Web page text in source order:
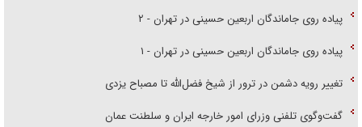
پیاده روی جاماندگان اربعین حسینی در تهران - ۲
پیاده روی جاماندگان اربعین حسینی در تهران - ۱
تغییر رویه دشمن در ترور از شیخ فضل‌الله تا مصباح یزدی
گفت‌وگوی تلفنی وزرای امور خارجه ایران و سلطنت عمان